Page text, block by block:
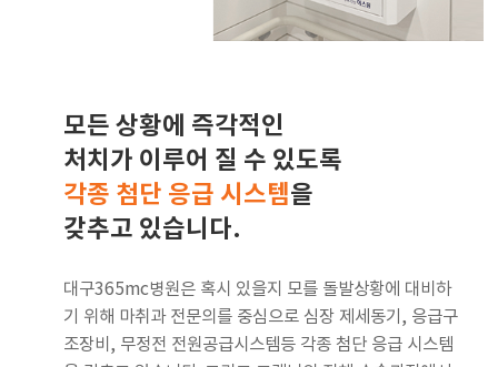
모든 상황에 즉각적인
처치가 이루어 질 수 있도록
각종 첨단 응급 시스템을
갖추고 있습니다.
대구365mc병원은 혹시 있을지 모를 돌발상황에 대비하
기 위해 마취과 전문의를 중심으로 심장 제세동기, 응급구
조장비, 무정전 전원공급시스템등 각종 첨단 응급 시스템